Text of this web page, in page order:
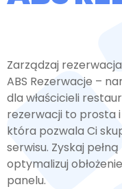
Zarządzaj
ABS Rezerwacje –
dla właścicieli
rezerwacji to prosta
która pozwala Ci
serwisu. Zyskaj
optymalizuj
panelu.